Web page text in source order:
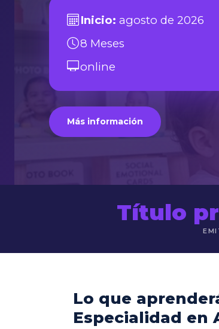
Inicio: agosto de 2026
8 Meses
online
Más información
Título
Lo que
Especialidad en